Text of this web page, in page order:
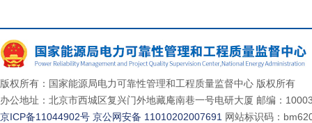
版权所有：国家能源局电力可靠性管理和工程质量监督中心 版权所有
办公地址：北京市西城区复兴门外地藏庵南巷一号电研大厦 邮编：
京ICP备11044902号 京公网安备 11010202007691 网站标识码：